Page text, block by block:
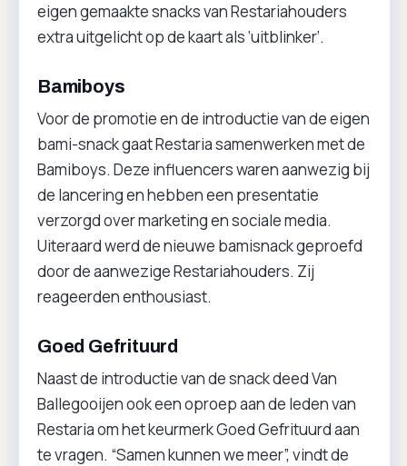
eigen gemaakte snacks van Restariahouders
extra uitgelicht op de kaart als ‘uitblinker’.
Bamiboys
Voor de promotie en de introductie van de eigen
bami-snack gaat Restaria samenwerken met de
Bamiboys. Deze influencers waren aanwezig bij
de lancering en hebben een presentatie
verzorgd over marketing en sociale media.
Uiteraard werd de nieuwe bamisnack geproefd
door de aanwezige Restariahouders. Zij
reageerden enthousiast.
Goed Gefrituurd
Naast de introductie van de snack deed Van
Ballegooijen ook een oproep aan de leden van
Restaria om het keurmerk Goed Gefrituurd aan
te vragen. “Samen kunnen we meer”, vindt de